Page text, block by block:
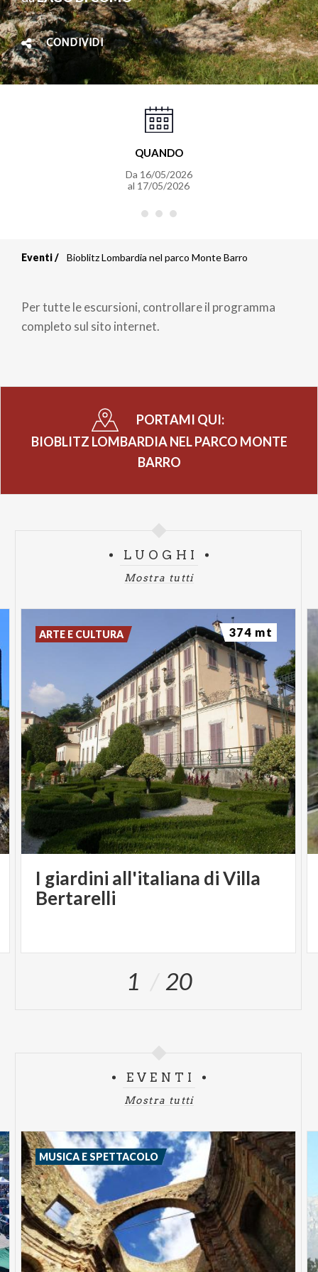
CONDIVIDI
QUANDO
Da 16/05/2026
al 17/05/2026
di
pane
Eventi Bioblitz Lombardia nel parco Monte Barro
Per tutte le escursioni, controllare il programma
completo sul sito internet.
PORTAMI QUI:
BIOBLITZ LOMBARDIA NEL PARCO MONTE
BARRO
LUOGHI
Mostra tutti
I giardini all'italiana di Villa
Bertarelli
ARTE E CULTURA 374 mt
1 20
EVENTI
Mostra tutti
MUSICA E SPETTACOLO